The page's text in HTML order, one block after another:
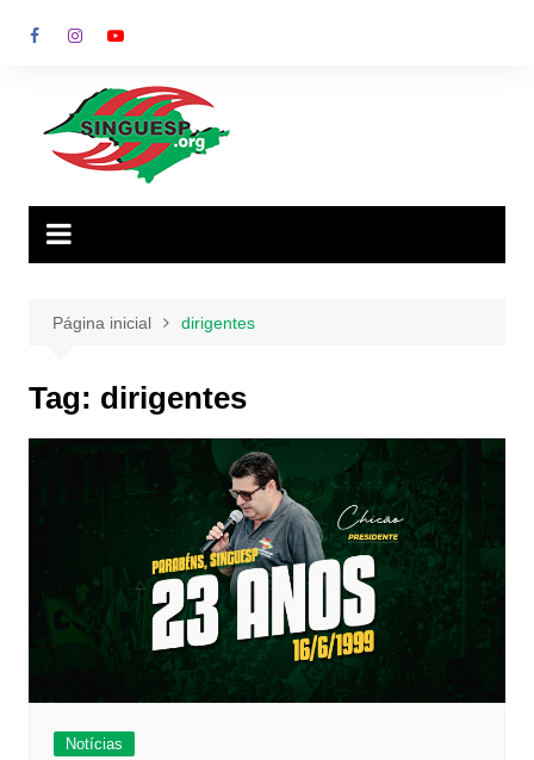
para
Página inicial dirigentes
Tag: dirigentes
Notícias